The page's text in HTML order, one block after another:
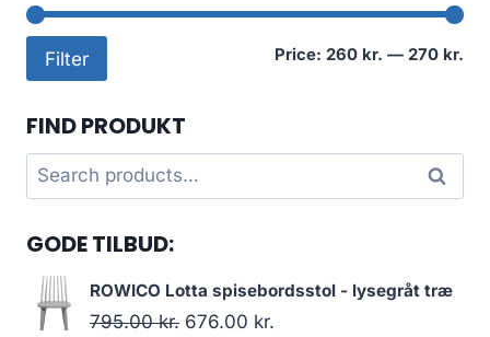
Filter Price: 260 kr. — 270 kr.
FIND PRODUKT
Search
for:
Search
GODE TILBUD:
ROWICO Lotta spisebordsstol - lysegråt træ
795.00kr. 676.00 kr.